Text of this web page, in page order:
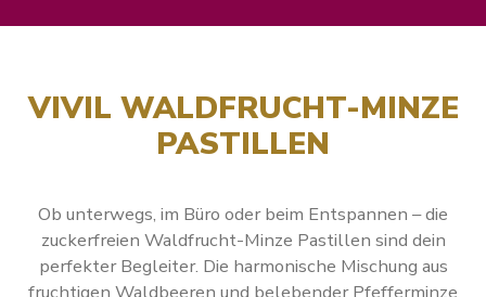
VIVIL WALDFRUCHT-MINZE
PASTILLEN
Ob unterwegs, im Büro oder beim Entspannen – die
zuckerfreien Waldfrucht-Minze Pastillen sind dein
perfekter Begleiter. Die harmonische Mischung aus